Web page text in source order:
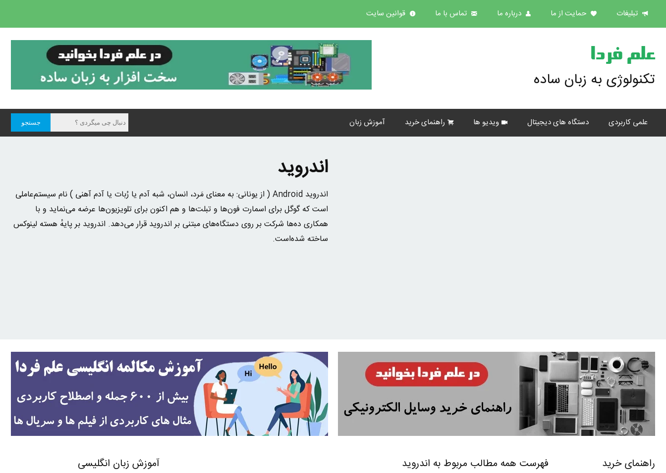
تبلیغات حمایت از ما درباره ما تماس با ما قوانین سایت
علم فردا
تکنولوژی به زبان ساده
علمی کاربردی دستگاه های دیجیتال ویدیو ها راهنمای خرید آموزش زبان
اندروید
اندروید Android ( از یونانی: به معنای مَرد، انسان، شبه آدم یا رُبات یا آدم آهنی ) نام سیستم‌عاملی
است که گوگل برای اسمارت فون‌ها و تبلت‌ها و هم اکنون برای تلویزیون‌ها عرضه می‌نماید و با
همکاری ده‌ها شرکت بر روی دستگاه‌های مبتنی بر اندروید قرار می‌دهد. اندروید بر پایهٔ هسته لینوکس
ساخته شده‌است.
راهنمای خرید فهرست همه مطالب مربوط به اندروید آموزش زبان انگلیسی